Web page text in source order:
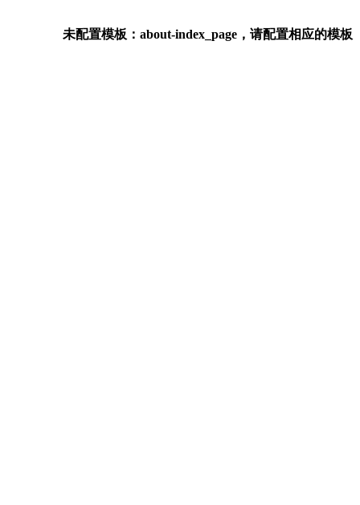
未配置模板：about-index_page，请配置相应的模板